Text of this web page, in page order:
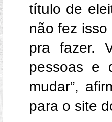
título de
não fez
pra fazer.
pessoas e
mudar”,
para o site